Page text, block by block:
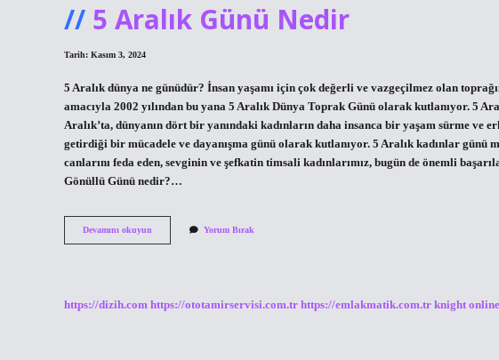
5 Aralık Günü Nedir
Tarih: Kasım 3, 2024
5 Aralık dünya ne günüdür? İnsan yaşamı için çok değerli ve vazgeçilmez olan
amacıyla 2002 yılından bu yana 5 Aralık Dünya Toprak Günü olarak kutlanıyor. 5
Aralık’ta, dünyanın dört bir yanındaki kadınların daha insanca bir yaşam sürme ve
getirdiği bir mücadele ve dayanışma günü olarak kutlanıyor. 5 Aralık kadınlar günü
canlarını feda eden, sevginin ve şefkatin timsali kadınlarımız, bugün de önemli
Gönüllü Günü nedir?…
Devamını okuyun
Aralık
Yorum Bırak
https://dizih.com https://ototamirservisi.com.tr https://emlakmatik.com.tr knight online